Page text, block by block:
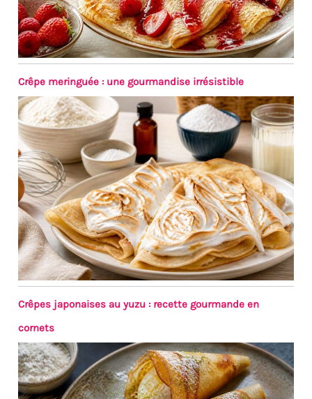
Crêpe meringuée : une gourmandise irrésistible
Crêpes japonaises au yuzu : recette gourmande en
cornets